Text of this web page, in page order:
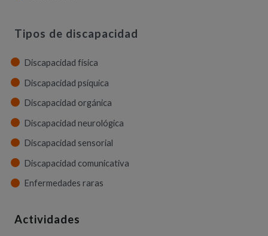
Tipos de discapacidad
Discapacidad física
Discapacidad psíquica
Discapacidad orgánica
Discapacidad neurológica
Discapacidad sensorial
Discapacidad comunicativa
Enfermedades raras
Actividades